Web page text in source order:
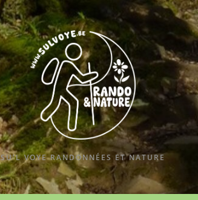
SU'L VOYE RANDONNÉES ET NATURE